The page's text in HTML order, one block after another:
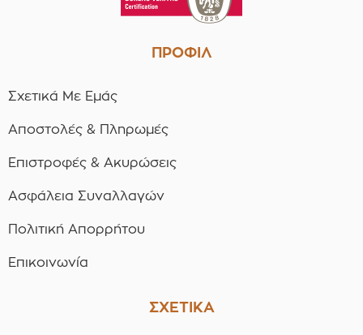
ΠΡΟΦΙΛ
Σχετικά Με Εμάς
Αποστολές & Πληρωμές
Επιστροφές & Ακυρώσεις
Ασφάλεια Συναλλαγών
Πολιτική Απορρήτου
Επικοινωνία
ΣΧΕΤΙΚΑ